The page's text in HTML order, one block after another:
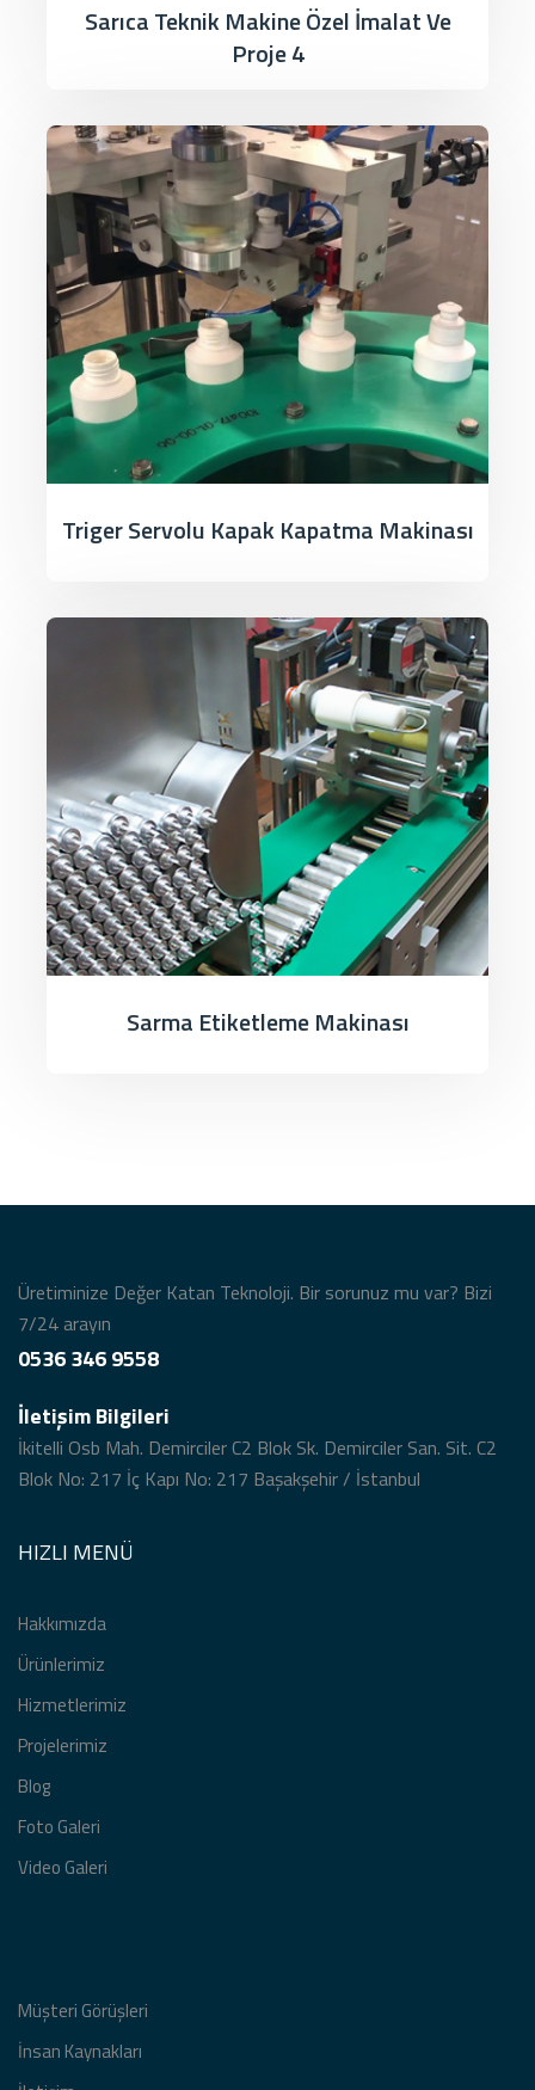
Sarıca Teknik Makine Özel İmalat Ve
Proje 4
Triger Servolu Kapak Kapatma Makinası
Sarma Etiketleme Makinası
Üretiminize Değer Katan Teknoloji. Bir sorunuz mu var? Bizi
7/24 arayın
0536 346 9558
İletişim Bilgileri
İkitelli Osb Mah. Demirciler C2 Blok Sk. Demirciler San. Sit. C2
Blok No: 217 İç Kapı No: 217 Başakşehir / İstanbul
HIZLI MENÜ
Hakkımızda
Ürünlerimiz
Hizmetlerimiz
Projelerimiz
Blog
Foto Galeri
Video Galeri
Müşteri Görüşleri
İnsan Kaynakları